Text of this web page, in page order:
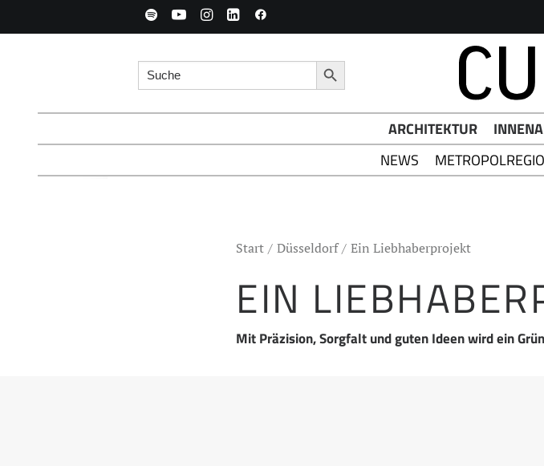
Search for: Search Button
ARCHITEKTUR
NEWS
Start Düsseldorf Ein Liebhaberprojekt
EIN
Mit Präzision, Sorgfalt und guten Ideen wird ein